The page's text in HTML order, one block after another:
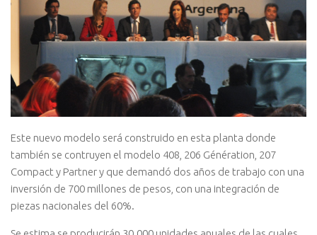
Este nuevo modelo será construido en esta planta donde
también se contruyen el modelo 408, 206 Génération, 207
Compact y Partner y que demandó dos años de trabajo con una
inversión de 700 millones de pesos, con una integración de
piezas nacionales del 60%.